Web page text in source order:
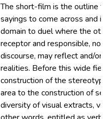
The short-film is the outline
sayings to come across and
domain to duel where the
receptor and responsible, not
discourse, may reflect and/or
realities. Before this wide
construction of the
area to the construction of
diversity of visual extracts,